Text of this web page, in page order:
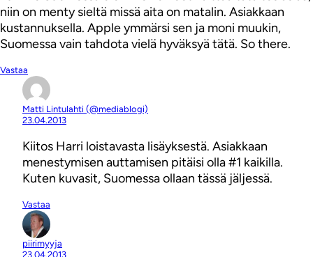
niin on menty sieltä missä aita on matalin. Asiakkaan
kustannuksella. Apple ymmärsi sen ja moni muukin,
Suomessa vain tahdota vielä hyväksyä tätä. So there.
Vastaa
Matti Lintulahti (@mediablogi)
23.04.2013
Kiitos Harri loistavasta lisäyksestä. Asiakkaan
menestymisen auttamisen pitäisi olla #1 kaikilla.
Kuten kuvasit, Suomessa ollaan tässä jäljessä.
Vastaa
piirimyyja
23.04.2013